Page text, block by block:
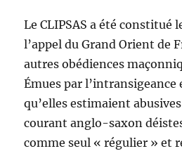
Le CLIPSAS a été constitué
l’appel du Grand Orient de
autres obédiences
Émues par l’intransigeance
qu’elles estimaient
courant anglo-saxon
comme seul « régulier » et